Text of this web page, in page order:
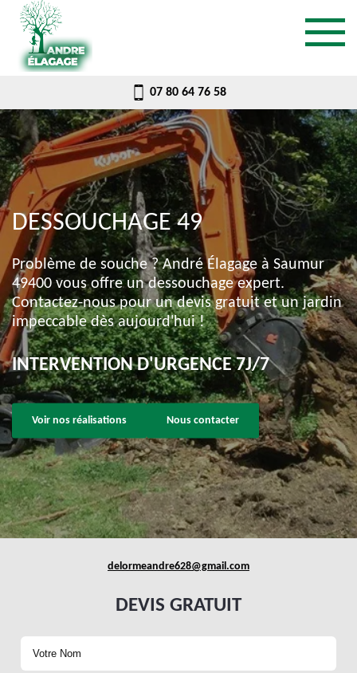
07 80 64 76 58
DESSOUCHAGE 49
Problème de souche ? André Élagage à Saumur
49400 vous offre un dessouchage expert.
Contactez-nous pour un devis gratuit et un jardin
impeccable dès aujourd'hui !
INTERVENTION D'URGENCE 7J/7
Voir nos réalisations Nous contacter
delormeandre628@gmail.com
DEVIS GRATUIT